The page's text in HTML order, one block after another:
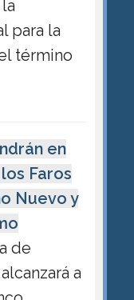
para la
término
en
Faros
Nuevo y
de
a